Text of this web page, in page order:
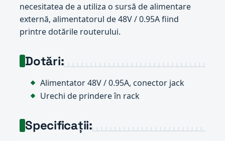
necesitatea de a utiliza o sursă de alimentare
externă, alimentatorul de 48V / 0.95A fiind
printre dotările routerului.
Dotări:
Alimentator 48V / 0.95A, conector jack
Urechi de prindere în rack
Specificații: